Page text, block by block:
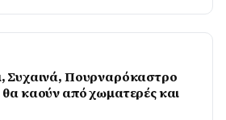
Συχαινά, Πουρναρόκαστρο
καούν από χωματερές και